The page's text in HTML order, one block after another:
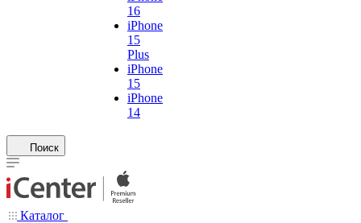
16
iPhone
15
Plus
iPhone
15
iPhone
14
Поиск
Каталог